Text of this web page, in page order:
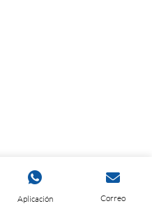
Aplicación
Correo